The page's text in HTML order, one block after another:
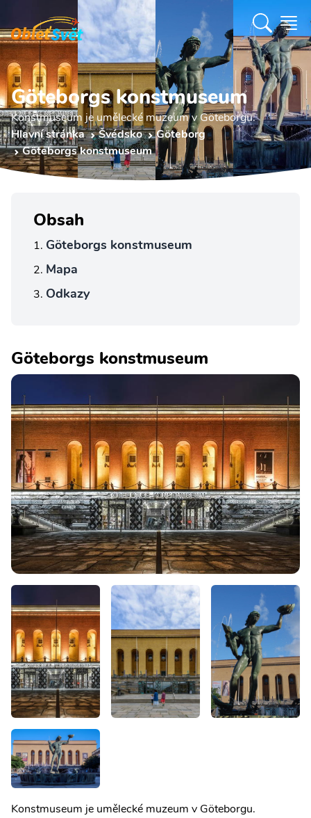
Göteborgs konstmuseum
Konstmuseum je umělecké muzeum v Göteborgu.
Hlavní stránka
Švédsko
Göteborg
Göteborgs konstmuseum
Obsah
Göteborgs konstmuseum
Mapa
Odkazy
Göteborgs konstmuseum
Konstmuseum je umělecké muzeum v Göteborgu.